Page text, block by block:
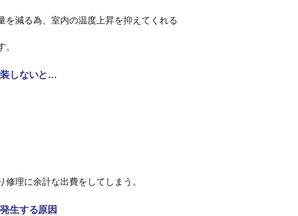
を減る為、室内の温度上昇を抑えてくれる
装しないと…
修理に余計な出費をしてしまう。
生する原因